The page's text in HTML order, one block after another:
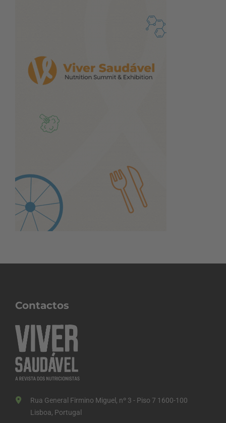
Contactos
Rua General Firmino Miguel, nº 3 - Piso 7 1600-100
Lisboa, Portugal